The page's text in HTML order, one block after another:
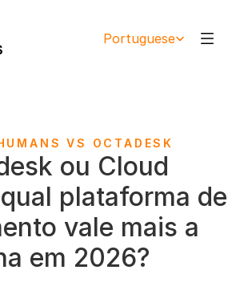
Portuguese
VS OCTADESK
ou Cloud
plataforma de
vale mais a
em 2026?